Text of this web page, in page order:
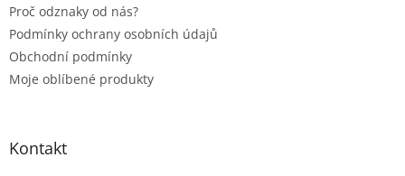
Proč odznaky od nás?
Podmínky ochrany osobních údajů
Obchodní podmínky
Moje oblíbené produkty
Kontakt